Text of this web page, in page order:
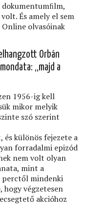
dokumentumﬁlm,
És amely el sem
olvasóinak
Orbán
„majd a
1956-ig kell
mikor melyik
szó szerint
és különös fejezete a
forradalmi epizód
nem volt olyan
mint a
perctől mindenki
végzetesen
akcióhoz